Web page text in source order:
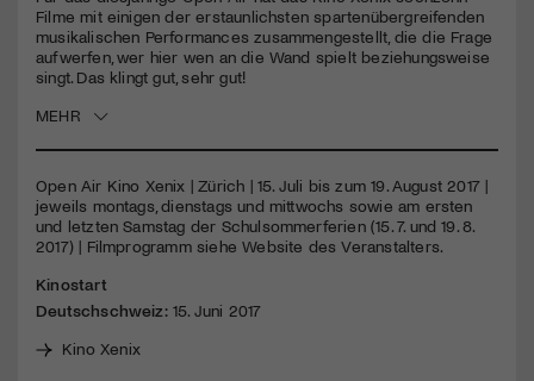
Filme mit einigen der erstaunlichsten spartenübergreifenden
musikalischen Performances zusammengestellt, die die Frage
aufwerfen, wer hier wen an die Wand spielt beziehungsweise
singt. Das klingt gut, sehr gut!
MEHR
Open Air Kino Xenix | Zürich | 15. Juli bis zum 19. August 2017 |
jeweils montags, dienstags und mittwochs sowie am ersten
und letzten Samstag der Schulsommerferien (15. 7. und 19. 8.
2017) | Filmprogramm siehe Website des Veranstalters.
Kinostart
Deutschschweiz:15. Juni 2017
Kino Xenix